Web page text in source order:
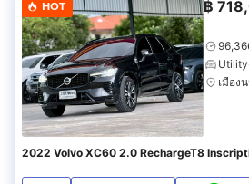
HOT ฿
เมือง
2022 Volvo XC60 2.0 RechargeT8